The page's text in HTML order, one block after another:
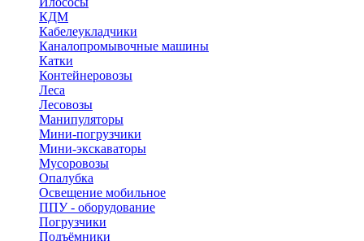
КДМ
Кабелеукладчики
Каналопромывочные машины
Катки
Контейнеровозы
Леса
Лесовозы
Манипуляторы
Мини-погрузчики
Мини-экскаваторы
Мусоровозы
Опалубка
Освещение мобильное
ППУ - оборудование
Погрузчики
Подъёмники